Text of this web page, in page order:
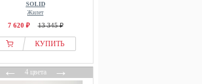
SOLID
Жилет
7 620 ₽ 13 345 ₽
КУПИТЬ
←4 цвета→